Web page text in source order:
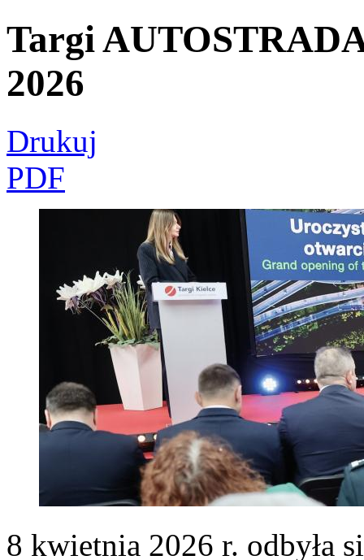
Targi
2026
Drukuj
PDF
8 kwietnia 2026 r. odbyła